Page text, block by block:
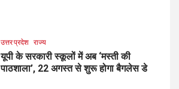
उत्तर प्रदेश राज्य
यूपी के सरकारी स्कूलों में अब ‘मस्ती की
पाठशाला’, 22 अगस्त से शुरू होगा बैगलेस डे